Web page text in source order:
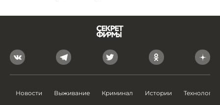
Новости Выживание Криминал Истории Технологии